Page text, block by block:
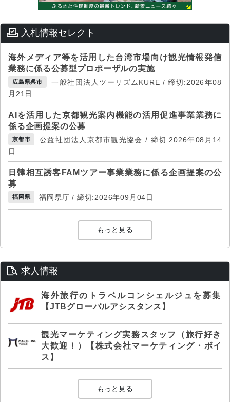
入札情報セレクト
海外メディア等を活用した台湾市場向け観光情報発信
業務に係る公募型プロポーザルの実施
広島県呉市
一般社団法人ツーリズムKURE / 締切:2026年08
月21日
AIを活用した京都観光案内機能の活用促進事業業務に
係る企画提案の公募
京都市
公益社団法人京都市観光協会 / 締切:2026年08月14
日
日韓相互誘客FAMツアー事業業務に係る企画提案の公
募
福岡県 福岡県庁 / 締切:2026年09月04日
もっと見る
求人情報
海外旅行のトラベルコンシェルジュを募集
【JTBグローバルアシスタンス】
観光マーケティング実務スタッフ（旅行好き
大歓迎！）【株式会社マーケティング・ボイ
ス】
もっと見る